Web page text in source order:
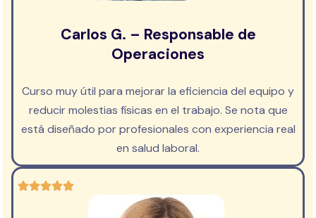
Carlos G. – Responsable de
Operaciones
Curso muy útil para mejorar la eficiencia del equipo y
reducir molestias físicas en el trabajo. Se nota que
está diseñado por profesionales con experiencia real
en salud laboral.